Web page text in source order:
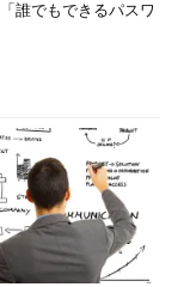
誰でもできるパスワ